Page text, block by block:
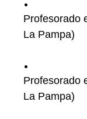
Profesorado
La Pampa)
Profesorado
La Pampa)